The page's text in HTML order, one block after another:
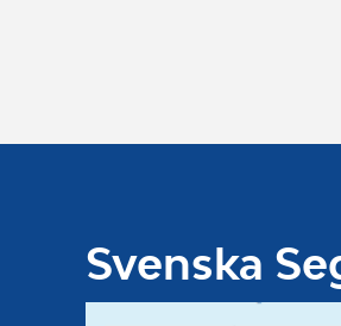
Svenska